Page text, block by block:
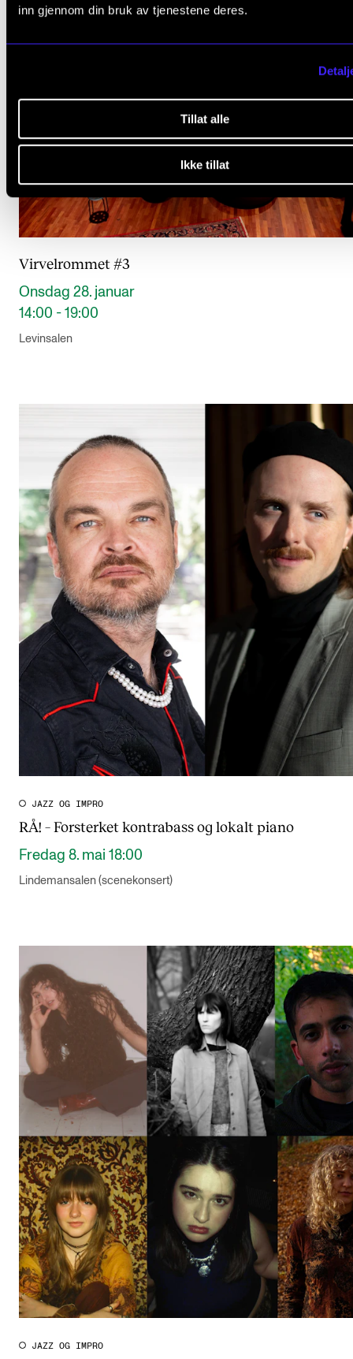
inn gjennom din bruk av tjenestene deres.
Tillat alle
Ikke tillat
Virvelrommet #3
Onsdag 28. januar
14:00 - 19:00
Levinsalen
JAZZ OG IMPRO
RÅ! – Forsterket kontrabass og lokalt piano
Fredag 8. mai 18:00
Lindemansalen (scenekonsert)
JAZZ OG IMPRO